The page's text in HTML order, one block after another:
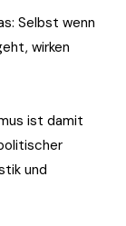
Selbst wenn
wirken
ist damit
und